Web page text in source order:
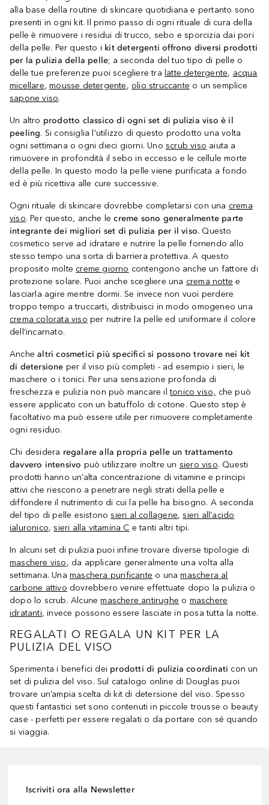
alla base della routine di skincare quotidiana e pertanto sono
presenti in ogni kit. Il primo passo di ogni rituale di cura della
pelle è rimuovere i residui di trucco, sebo e sporcizia dai pori
della pelle. Per questo i kit detergenti offrono diversi prodotti
per la pulizia della pelle; a seconda del tuo tipo di pelle o
delle tue preferenze puoi scegliere tra latte detergente, acqua
micellare,mousse detergente, olio struccante o un semplice
sapone viso.
Un altro prodotto classico di ogni set di pulizia viso è il
peeling. Si consiglia l’utilizzo di questo prodotto una volta
ogni settimana o ogni dieci giorni. Uno scrub viso aiuta a
rimuovere in profondità il sebo in eccesso e le cellule morte
della pelle. In questo modo la pelle viene purificata a fondo
ed è più ricettiva alle cure successive.
Ogni rituale di skincare dovrebbe completarsi con una crema
viso. Per questo, anche lecreme sono generalmente parte
integrante dei migliori set di pulizia per il viso. Questo
cosmetico serve ad idratare e nutrire la pelle fornendo allo
stesso tempo una sorta di barriera protettiva. A questo
proposito molte creme giorno contengono anche un fattore di
protezione solare. Puoi anche scegliere una crema notte e
lasciarla agire mentre dormi. Se invece non vuoi perdere
troppo tempo a truccarti, distribuisci in modo omogeneo una
crema colorata viso per nutrire la pelle ed uniformare il colore
dell’incarnato.
Anchealtri cosmetici più specifici si possono trovare nei kit
di detersione per il viso più completi - ad esempio i sieri, le
maschere o i tonici. Per una sensazione profonda di
freschezza e pulizia non può mancare iltonico viso, che può
essere applicato con un batuffolo di cotone. Questo step è
facoltativo ma può essere utile per rimuovere completamente
ogni residuo.
Chi desidera regalare alla propria pelle un trattamento
davvero intensivo può utilizzare inoltre un siero viso. Questi
prodotti hanno un’alta concentrazione di vitamine e principi
attivi che riescono a penetrare negli strati della pelle e
diffondere il nutrimento di cui la pelle ha bisogno. A seconda
del tipo di pelle esistonosieri al collagene,sieri all'acido
ialuronico,sieri alla vitamina C e tanti altri tipi.
In alcuni set di pulizia puoi infine trovare diverse tipologie di
maschere viso, da applicare generalmente una volta alla
settimana. Una maschera purificante o unamaschera al
carbone attivo dovrebbero venire effettuate dopo la pulizia o
dopo lo scrub. Alcunemaschere antirughe o maschere
idratanti, invece possono essere lasciate in posa tutta la notte.
REGALATI O REGALA UN KIT PER LA
PULIZIA DEL VISO
Sperimenta i benefici dei prodotti di pulizia coordinati con un
set di pulizia del viso. Sul catalogo online di Douglas puoi
trovare un’ampia scelta di kit di detersione del viso. Spesso
questi fantastici set sono contenuti in piccole trousse o beauty
case - perfetti per essere regalati o da portare con sé quando
si viaggia.
Iscriviti ora alla Newsletter